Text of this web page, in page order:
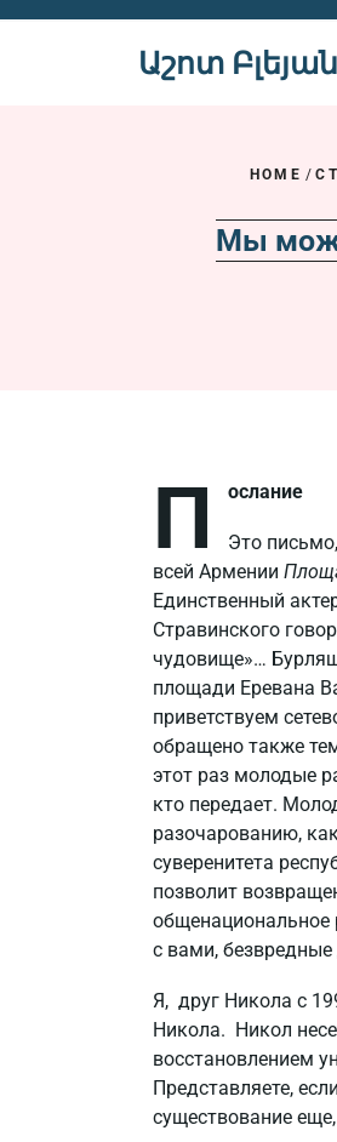
Աշոտ Բլեյան
HOME /
Мы
П ослание
Это
всей Армении
Единственный
Стравинского
чудовище»…
площади Еревана
приветствуем
обращено также
этот раз молодые
кто передает.
разочарованию,
суверенитета
позволит
с вами, безвредные
Я, друг Никола с
Никола. Никол
восстановлением
Представляете,
существование